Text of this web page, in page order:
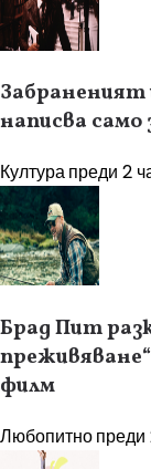
Забраненият
написва само
Културапреди 2
Брад Пит
преживяване“
филм
Любопитнопреди